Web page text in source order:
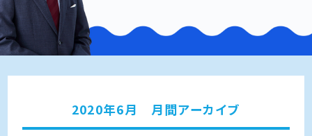
2020年6月 月間アーカイブ